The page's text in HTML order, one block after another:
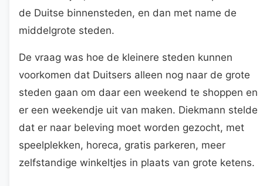
de Duitse binnensteden, en dan met name de
middelgrote steden.
De vraag was hoe de kleinere steden kunnen
voorkomen dat Duitsers alleen nog naar de grote
steden gaan om daar een weekend te shoppen en
er een weekendje uit van maken. Diekmann stelde
dat er naar beleving moet worden gezocht, met
speelplekken, horeca, gratis parkeren, meer
zelfstandige winkeltjes in plaats van grote ketens.